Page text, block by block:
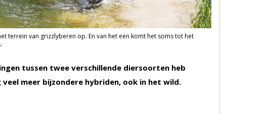
terrein van grizzlyberen op. En van het een komt het soms tot het
tussen twee verschillende diersoorten heb
meer bijzondere hybriden, ook in het wild.